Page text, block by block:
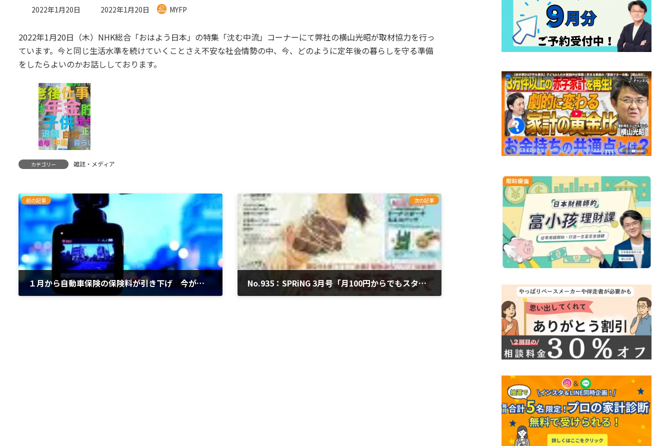
2022年1月20日
最
新
日
時
:
2022年1月20日 MYFP
2022年1月20日（木）NHK総合「おはよう日本」の特集「沈む中流」コーナーにて弊社の横山光昭が取材協力を行っ
ています。今と同じ生活水準を続けていくことさえ不安な社会情勢の中、今、どのように定年後の暮らしを守る準備
をしたらよいのかお話ししております。
カテゴリー 雑誌・メディア
前の記事
１月から自動車保険の保険料が引き下げ 今が補償内容を見直すチャンス
次の記事
No.935：SPRiNG 3月号「月100円からでもスタートできるつみたてNISA＆iDeCo」